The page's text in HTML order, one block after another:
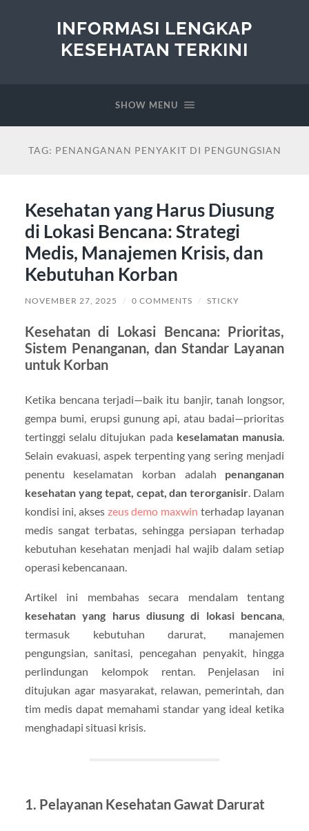
INFORMASI LENGKAP
KESEHATAN TERKINI
SHOW MENU
TAG: PENANGANAN PENYAKIT DI PENGUNGSIAN
Kesehatan yang Harus Diusung
di Lokasi Bencana: Strategi
Medis, Manajemen Krisis, dan
Kebutuhan Korban
NOVEMBER 27, 2025 / 0 COMMENTS / STICKY
Kesehatan di Lokasi Bencana: Prioritas,
Sistem Penanganan, dan Standar Layanan
untuk Korban
Ketika bencana terjadi—baik itu banjir, tanah longsor,
gempa bumi, erupsi gunung api, atau badai—prioritas
tertinggi selalu ditujukan pada keselamatan manusia
Selain evakuasi, aspek terpenting yang sering menjadi
penentu keselamatan korban adalah penanganan
kesehatan yang tepat, cepat, dan terorganisir . Dalam
kondisi ini, akses zeus demo maxwin terhadap layanan
medis sangat terbatas, sehingga persiapan terhadap
kebutuhan kesehatan menjadi hal wajib dalam setiap
operasi kebencanaan.
Artikel ini membahas secara mendalam tentang
kesehatan yang harus diusung di lokasi bencana
termasuk kebutuhan darurat, manajemen
pengungsian, sanitasi, pencegahan penyakit, hingga
perlindungan kelompok rentan. Penjelasan ini
ditujukan agar masyarakat, relawan, pemerintah, dan
tim medis dapat memahami standar yang ideal ketika
menghadapi situasi krisis.
1. Pelayanan Kesehatan Gawat Darurat